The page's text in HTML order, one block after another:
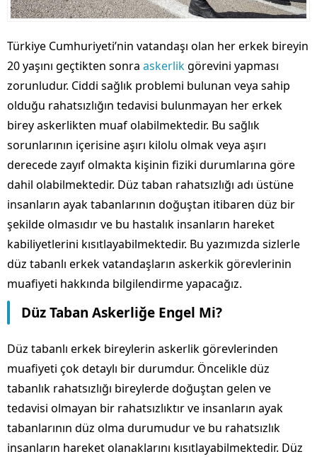
Türkiye Cumhuriyeti’nin vatandaşı olan her erkek bireyin
20 yaşını geçtikten sonra askerlikgörevini yapması
zorunludur. Ciddi sağlık problemi bulunan veya sahip
olduğu rahatsızlığın tedavisi bulunmayan her erkek
birey askerlikten muaf olabilmektedir. Bu sağlık
sorunlarının içerisine aşırı kilolu olmak veya aşırı
derecede zayıf olmakta kişinin fiziki durumlarına göre
dahil olabilmektedir. Düz taban rahatsızlığı adı üstüne
insanların ayak tabanlarının doğuştan itibaren düz bir
şekilde olmasıdır ve bu hastalık insanların hareket
kabiliyetlerini kısıtlayabilmektedir. Bu yazımızda sizlerle
düz tabanlı erkek vatandaşların askerkik görevlerinin
muafiyeti hakkında bilgilendirme yapacağız.
Düz Taban Askerliğe Engel Mi?
Düz tabanlı erkek bireylerin askerlik görevlerinden
muafiyeti çok detaylı bir durumdur. Öncelikle düz
tabanlık rahatsızlığı bireylerde doğuştan gelen ve
tedavisi olmayan bir rahatsızlıktır ve insanların ayak
tabanlarının düz olma durumudur ve bu rahatsızlık
insanların hareket olanaklarını kısıtlayabilmektedir. Düz